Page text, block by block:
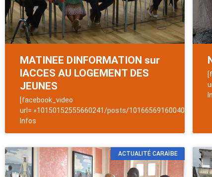
MATINEE DINFORMATION sur
lACCES AU LOGEMENT DES
JEUNES
[facebook_video
url= »10150152555660241/posts/10166569160040241/
Infos
ACTUALITÉ CARAÏBE